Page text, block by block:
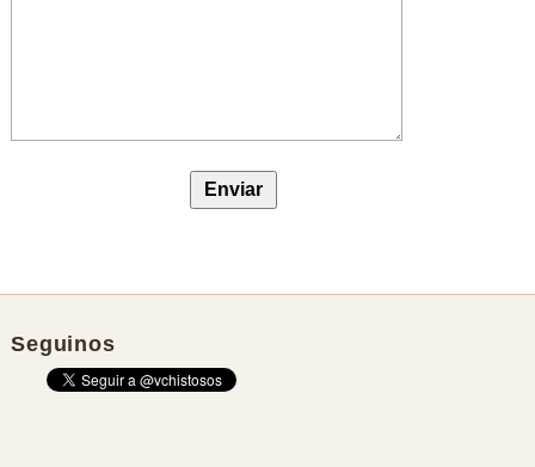
Seguinos